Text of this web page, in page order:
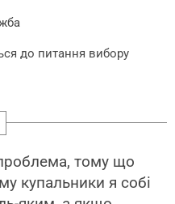
до питання вибору
тому що
купальники я собі